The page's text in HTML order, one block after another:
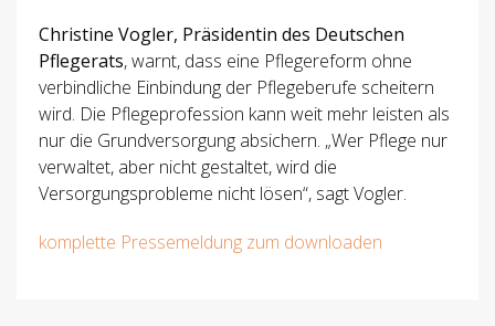
Christine Vogler, Präsidentin des Deutschen
Pflegerats, warnt, dass eine Pflegereform ohne
verbindliche Einbindung der Pflegeberufe scheitern
wird. Die Pflegeprofession kann weit mehr leisten als
nur die Grundversorgung absichern. „Wer Pflege nur
verwaltet, aber nicht gestaltet, wird die
Versorgungsprobleme nicht lösen“, sagt Vogler.
komplette Pressemeldung zum downloaden